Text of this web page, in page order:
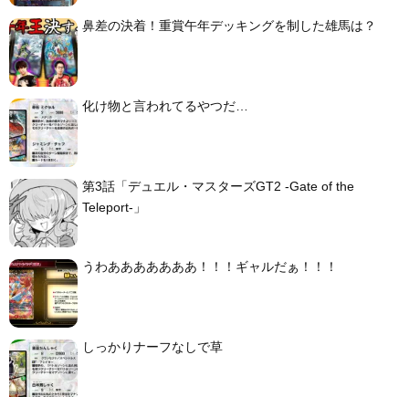
鼻差の決着！重賞午年デッキングを制した雄馬は？
化け物と言われてるやつだ…
第3話「デュエル・マスターズGT2 -Gate of the
Teleport-」
うわあああああああ！！！ギャルだぁ！！！
しっかりナーフなしで草